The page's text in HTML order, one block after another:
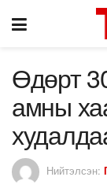
Өдөрт
амны
Нийтэлсэн: